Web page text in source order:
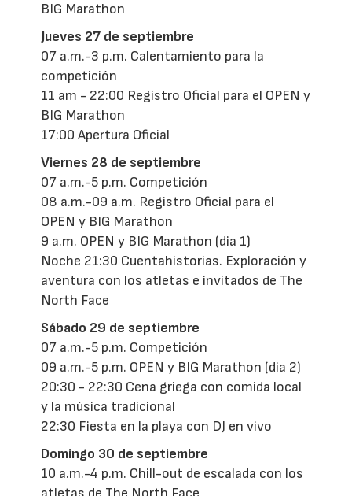
BIG Marathon
Jueves 27 de septiembre
07 a.m.-3 p.m. Calentamiento para la
competición
11 am - 22:00 Registro Oficial para el OPEN y
BIG Marathon
17:00 Apertura Oficial
Viernes 28 de septiembre
07 a.m.-5 p.m. Competición
08 a.m.-09 a.m. Registro Oficial para el
OPEN y BIG Marathon
9 a.m. OPEN y BIG Marathon (dia 1)
Noche 21:30 Cuentahistorias. Exploración y
aventura con los atletas e invitados de The
North Face
Sábado 29 de septiembre
07 a.m.-5 p.m. Competición
09 a.m.-5 p.m. OPEN y BIG Marathon (dia 2)
20:30 - 22:30 Cena griega con comida local
y la música tradicional
22:30 Fiesta en la playa con DJ en vivo
Domingo 30 de septiembre
10 a.m.-4 p.m. Chill-out de escalada con los